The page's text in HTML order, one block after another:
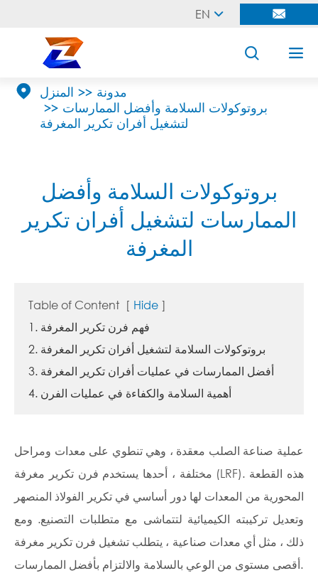
EN  
 
 المنزل
مدونة
بروتوكولات السلامة وأفضل الممارسات
لتشغيل أفران تكرير المغرفة
بروتوكولات السلامة وأفضل
الممارسات لتشغيل أفران تكرير
المغرفة
Table of Content [ Hide ]
1. فهم فرن تكرير المغرفة
2. بروتوكولات السلامة لتشغيل أفران تكرير المغرفة
3. أفضل الممارسات في عمليات أفران تكرير المغرفة
4. أهمية السلامة والكفاءة في عمليات الفرن
عملية صناعة الصلب معقدة ، وهي تنطوي على معدات ومراحل
مختلفة ، أحدها يستخدم فرن تكرير مغرفة (LRF). هذه القطعة
المحورية من المعدات لها دور أساسي في تكرير الفولاذ المنصهر
وتعديل تركيبته الكيميائية لتتماشى مع متطلبات التصنيع. ومع
ذلك ، مثل أي معدات صناعية ، يتطلب تشغيل فرن تكرير مغرفة
أقصى مستوى من الوعي بالسلامة والالتزام بأفضل الممارسات.